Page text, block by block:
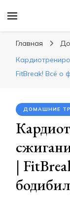
Главная
FitBreak! Всё о
ДОМАШНИЕ
|